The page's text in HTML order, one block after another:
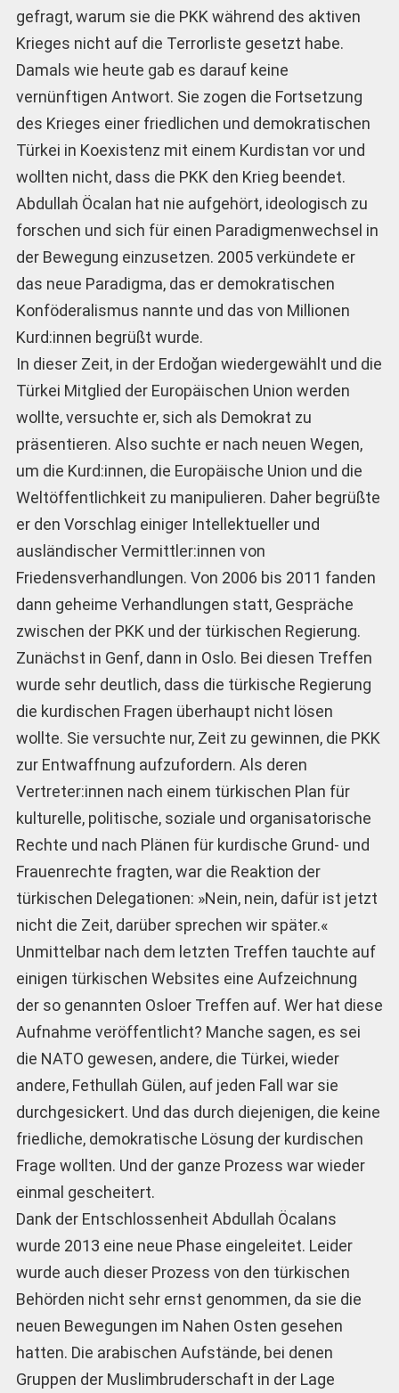
gefragt, warum sie die PKK während des aktiven
Krieges nicht auf die Terrorliste gesetzt habe.
Damals wie heute gab es darauf keine
vernünftigen Antwort. Sie zogen die Fortsetzung
des Krieges einer friedlichen und demokratischen
Türkei in Koexistenz mit einem Kurdistan vor und
wollten nicht, dass die PKK den Krieg beendet.
Abdullah Öcalan hat nie aufgehört, ideologisch zu
forschen und sich für einen Paradigmenwechsel in
der Bewegung einzusetzen. 2005 verkündete er
das neue Paradigma, das er demokratischen
Konföderalismus nannte und das von Millionen
Kurd:innen begrüßt wurde.
In dieser Zeit, in der Erdoğan wiedergewählt und die
Türkei Mitglied der Europäischen Union werden
wollte, versuchte er, sich als Demokrat zu
präsentieren. Also suchte er nach neuen Wegen,
um die Kurd:innen, die Europäische Union und die
Weltöffentlichkeit zu manipulieren. Daher begrüßte
er den Vorschlag einiger Intellektueller und
ausländischer Vermittler:innen von
Friedensverhandlungen. Von 2006 bis 2011 fanden
dann geheime Verhandlungen statt, Gespräche
zwischen der PKK und der türkischen Regierung.
Zunächst in Genf, dann in Oslo. Bei diesen Treffen
wurde sehr deutlich, dass die türkische Regierung
die kurdischen Fragen überhaupt nicht lösen
wollte. Sie versuchte nur, Zeit zu gewinnen, die PKK
zur Entwaffnung aufzufordern. Als deren
Vertreter:innen nach einem türkischen Plan für
kulturelle, politische, soziale und organisatorische
Rechte und nach Plänen für kurdische Grund- und
Frauenrechte fragten, war die Reaktion der
türkischen Delegationen: »Nein, nein, dafür ist jetzt
nicht die Zeit, darüber sprechen wir später.«
Unmittelbar nach dem letzten Treffen tauchte auf
einigen türkischen Websites eine Aufzeichnung
der so genannten Osloer Treffen auf. Wer hat diese
Aufnahme veröffentlicht? Manche sagen, es sei
die NATO gewesen, andere, die Türkei, wieder
andere, Fethullah Gülen, auf jeden Fall war sie
durchgesickert. Und das durch diejenigen, die keine
friedliche, demokratische Lösung der kurdischen
Frage wollten. Und der ganze Prozess war wieder
einmal gescheitert.
Dank der Entschlossenheit Abdullah Öcalans
wurde 2013 eine neue Phase eingeleitet. Leider
wurde auch dieser Prozess von den türkischen
Behörden nicht sehr ernst genommen, da sie die
neuen Bewegungen im Nahen Osten gesehen
hatten. Die arabischen Aufstände, bei denen
Gruppen der Muslimbruderschaft in der Lage